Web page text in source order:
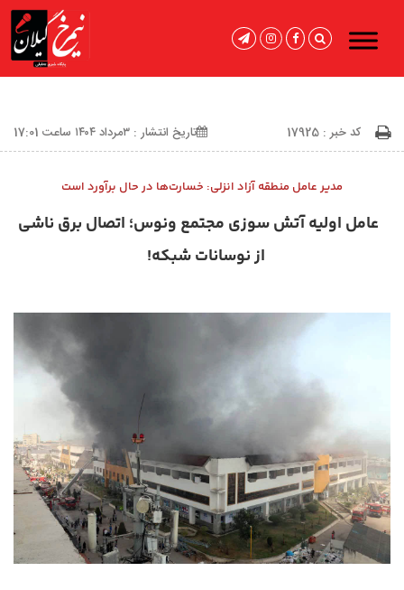
کد خبر : 17925 تاریخ انتشار : ۳مرداد ۱۴۰۴ ساعت 17:01
مدیر عامل منطقه آزاد انزلی: خسارت‌ها در حال برآورد است
عامل اولیه آتش سوزی مجتمع ونوس؛ اتصال برق ناشی
از نوسانات شبکه!